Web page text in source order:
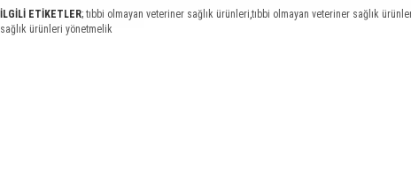
İLGİLİ ETİKETLER; tıbbi olmayan veteriner sağlık ürünleri,tıbbi olmayan veteriner sağlık
sağlık ürünleri yönetmelik